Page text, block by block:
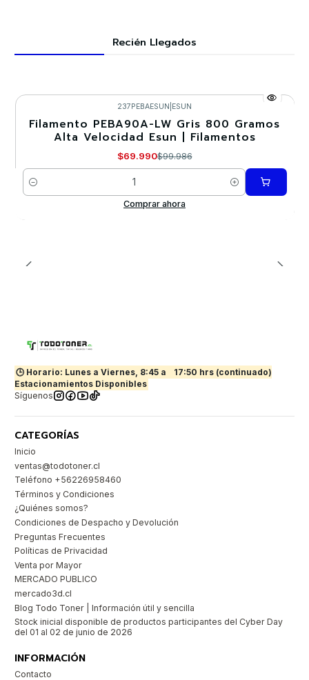
Recién Llegados
-30%
237PEBAESUN ESUN
Filamento PEBA90A-LW Gris 800 Gramos
Alta Velocidad Esun | Filamentos
$69.990$99.986
Cantidad
Comprar ahora
🕒 Horario: Lunes a Viernes, 8:45 a
17:50 hrs (continuado)
Estacionamientos Disponibles
Síguenos
CATEGORÍAS
Inicio
ventas@todotoner.cl
Teléfono +56226958460
Términos y Condiciones
¿Quiénes somos?
Condiciones de Despacho y Devolución
Preguntas Frecuentes
Políticas de Privacidad
Venta por Mayor
MERCADO PUBLICO
mercado3d.cl
Blog Todo Toner | Información útil y sencilla
Stock inicial disponible de productos participantes del Cyber Day
del 01 al 02 de junio de 2026
INFORMACIÓN
Contacto